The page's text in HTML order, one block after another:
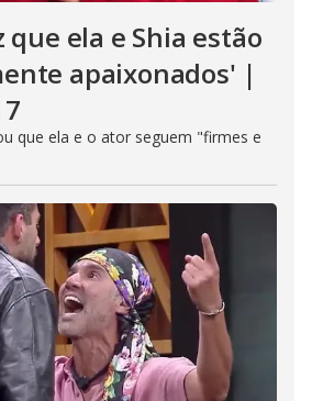
ela e Shia estão
apaixonados' |
que ela e o ator seguem "firmes e